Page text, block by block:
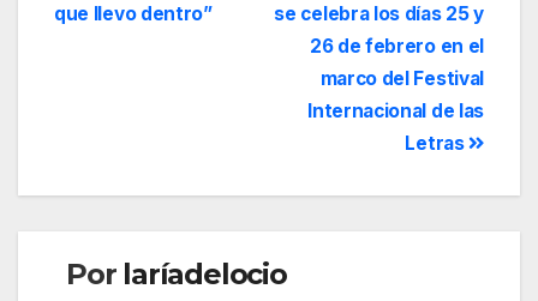
se celebra los días 25 y
26 de febrero en el
marco del Festival
Internacional de las
Letras
que llevo dentro”
Por laríadelocio